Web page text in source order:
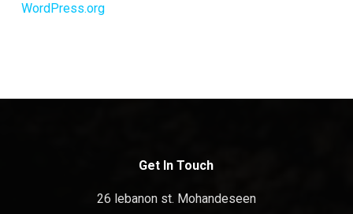
WordPress.org
Get In Touch
26 lebanon st. Mohandeseen